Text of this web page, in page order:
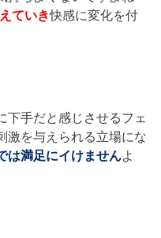
ていき快感に変化を付
下手だと感じさせるフェ
激を与えられる立場にな
は満足にイけませんよ